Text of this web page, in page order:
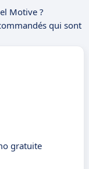
Motive ?
qui sont
gratuite